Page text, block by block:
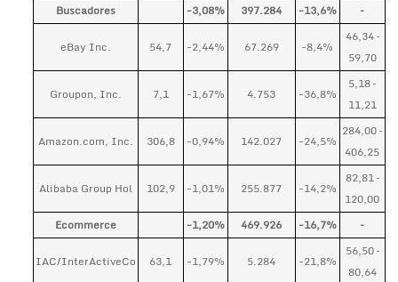
Buscadores
-3,08% 397.284 -13,6% –
eBay Inc. 54,7 -2,44% 67.269 -8,4%
46,34 –
59,70
Groupon, Inc. 7,1 -1,67% 4.753 -36,8%
5,18 –
11,21
Amazon.com, Inc. 306,8 -0,94% 142.027 -24,5%
284,00 –
406,25
Alibaba Group Hol 102,9 -1,01% 255.877 -14,2%
82,81 –
120,00
Ecommerce
-1,20% 469.926 -16,7% –
IAC/InterActiveCo 63,1 -1,79% 5.284 -21,8%
56,50 –
80,64